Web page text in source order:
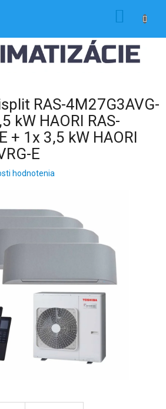
RAS-4M27G3AVG-
kW HAORI RAS-
+ 1x 3,5 kW HAORI
E
hodnotenia